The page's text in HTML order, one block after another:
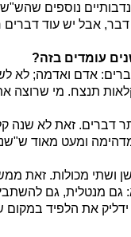
נוספים
אבל יש עוד דברים
עומדים בזה?
אדם ואדמה; לא
תנצח. מי שרוצה
דברים. זאת לא שנה
ומעט מאוד
ושתי מכולות. זאת
גם מנטלית, גם
את הלפיד במקום